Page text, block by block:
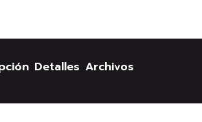
Detalles Archivos